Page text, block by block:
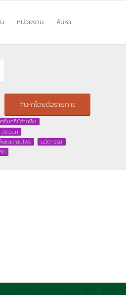
หน่วยงาน ค้นหา
ค้นหาโดยชื่อรายการ
รอินทรีย์ด้านพืช
สัตว์บก
และสมุนไพร
นวัตกรรม
ด